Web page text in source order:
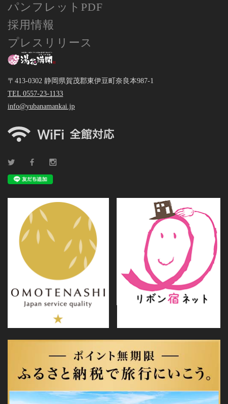
パンフレットPDF
採用情報
プレスリリース
〒413-0302 静岡県賀茂郡東伊豆町奈良本987-1
TEL 0557-23-1133
info@yubanamankai.jp